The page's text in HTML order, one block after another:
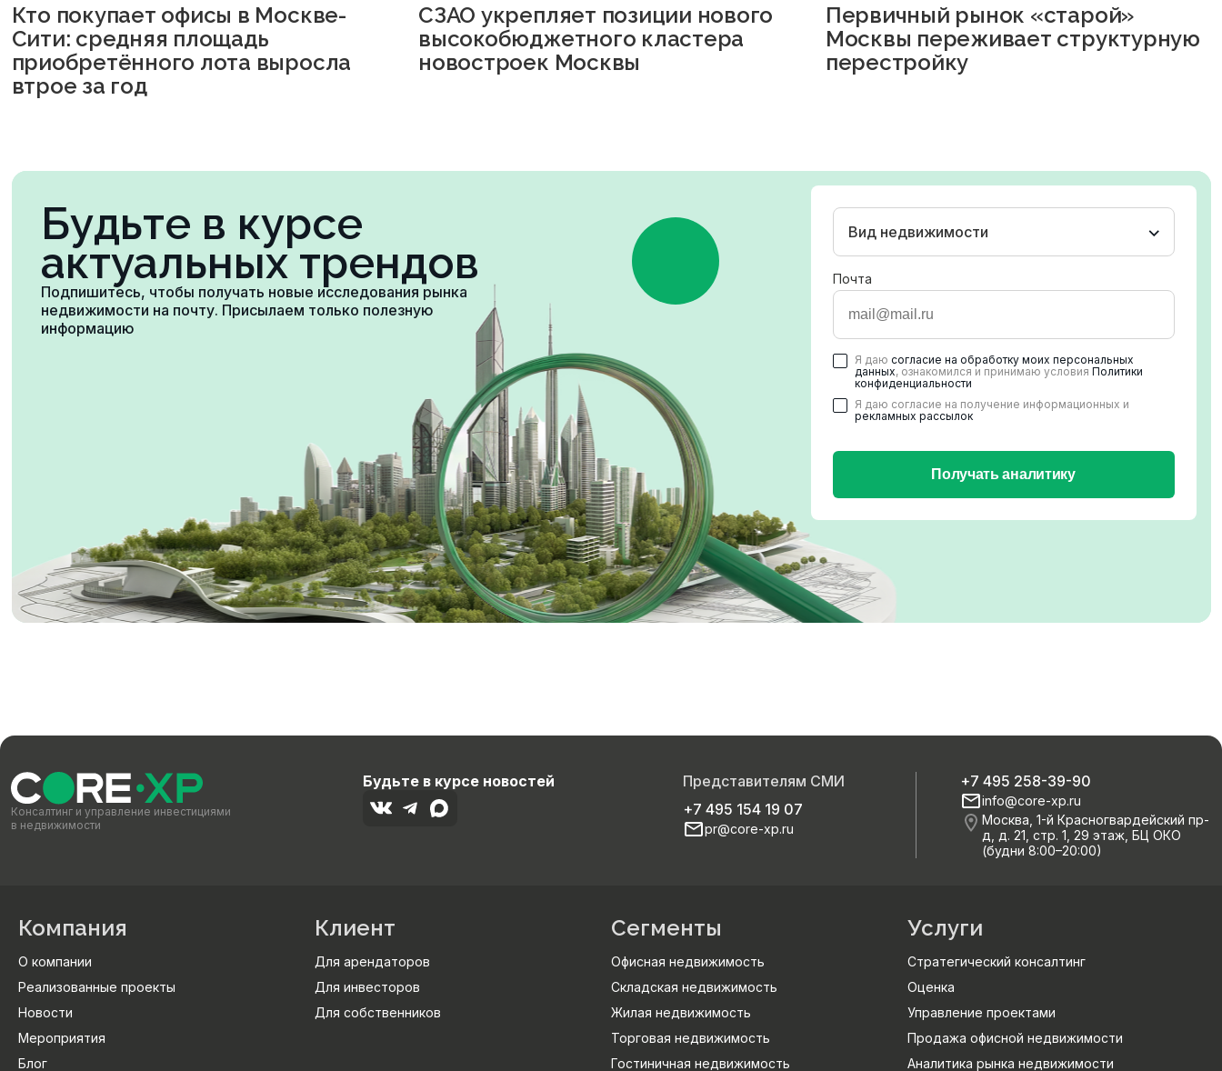
Кто покупает офисы в Москве-
Сити: средняя площадь
приобретённого лота выросла
втрое за год
СЗАО укрепляет позиции нового
высокобюджетного кластера
новостроек Москвы
Первичный рынок «старой»
Москвы переживает структурную
перестройку
Будьте в курсе
актуальных трендов
Подпишитесь, чтобы получать новые исследования рынка
недвижимости на почту. Присылаем только полезную
информацию
Вид недвижимости
Почта
Я даю согласие на обработку моих персональных
данных, ознакомился и принимаю условия Политики
конфиденциальности
Я даю согласие на получение информационных и
рекламных рассылок
Получать аналитику
Консалтинг и управление инвестициями
в недвижимости
Будьте в курсе новостей
Представителям СМИ
+7 495 154 19 07
pr@core-xp.ru
+7 495 258-39-90
info@core-xp.ru
Москва, 1-й Красногвардейский пр-
д, д. 21, стр. 1, 29 этаж, БЦ ОКО
(будни 8:00–20:00)
Компания
О компании
Реализованные проекты
Новости
Мероприятия
Блог
Клиент
Для арендаторов
Для инвесторов
Для собственников
Сегменты
Офисная недвижимость
Складская недвижимость
Жилая недвижимость
Торговая недвижимость
Гостиничная недвижимость
Услуги
Стратегический консалтинг
Оценка
Управление проектами
Продажа офисной недвижимости
Аналитика рынка недвижимости